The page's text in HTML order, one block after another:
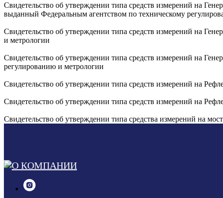
Свидетельство об утверждении типа средств измерений на
выданный Федеральным агентством по техническому
Свидетельство об утверждении типа средств измерений на
и метрологии
Свидетельство об утверждении типа средств измерений на
регулированию и метрологии
Свидетельство об утверждении типа средств измерений на
Свидетельство об утверждении типа средств измерений на
Свидетельство об утверждении типа средства измерений на